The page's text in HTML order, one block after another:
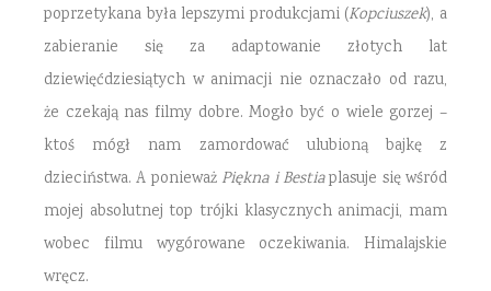
poprzetykana była lepszymi produkcjami (Kopciuszek), a
zabieranie się za adaptowanie złotych lat
dziewięćdziesiątych w animacji nie oznaczało od razu,
że czekają nas filmy dobre. Mogło być o wiele gorzej –
ktoś mógł nam zamordować ulubioną bajkę z
dzieciństwa. A ponieważ Piękna i Bestiaplasuje się wśród
mojej absolutnej top trójki klasycznych animacji, mam
wobec filmu wygórowane oczekiwania. Himalajskie
wręcz.